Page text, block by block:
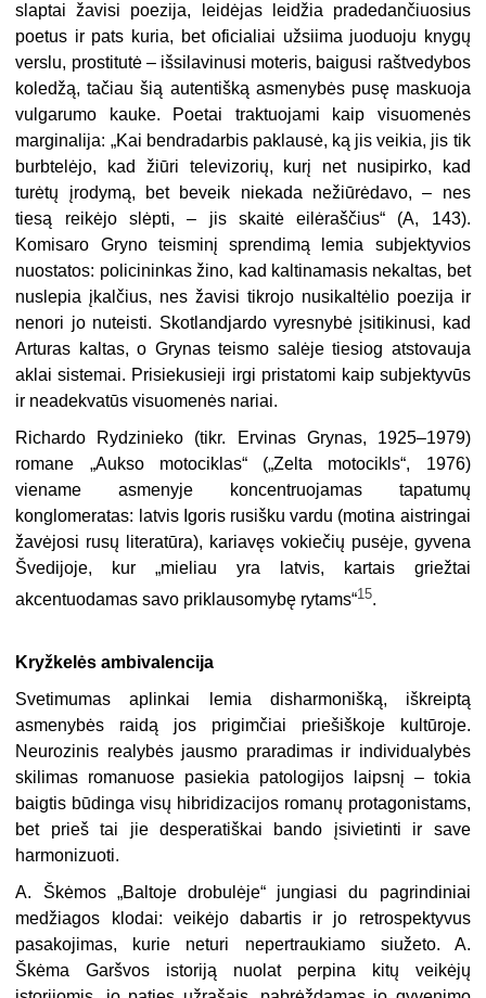
slaptai žavisi poezija, leidėjas leidžia pradedančiuosius
poetus ir pats kuria, bet oficialiai užsiima juoduoju knygų
verslu, prostitutė – išsilavinusi moteris, baigusi raštvedybos
koledžą, tačiau šią autentišką asmenybės pusę maskuoja
vulgarumo kauke. Poetai traktuojami kaip visuomenės
marginalija: „Kai bendradarbis paklausė, ką jis veikia, jis tik
burbtelėjo, kad žiūri televizorių, kurį net nusipirko, kad
turėtų įrodymą, bet beveik niekada nežiūrėdavo, – nes
tiesą reikėjo slėpti, – jis skaitė eilėraščius“ (A, 143).
Komisaro Gryno teisminį sprendimą lemia subjektyvios
nuostatos: policininkas žino, kad kaltinamasis nekaltas, bet
nuslepia įkalčius, nes žavisi tikrojo nusikaltėlio poezija ir
nenori jo nuteisti. Skotlandjardo vyresnybė įsitikinusi, kad
Arturas kaltas, o Grynas teismo salėje tiesiog atstovauja
aklai sistemai. Prisiekusieji irgi pristatomi kaip subjektyvūs
ir neadekvatūs visuomenės nariai.
Richardo Rydzinieko (tikr. Ervinas Grynas, 1925–1979)
romane „Aukso motociklas“ („Zelta motocikls“, 1976)
viename asmenyje koncentruojamas tapatumų
konglomeratas: latvis Igoris rusišku vardu (motina aistringai
žavėjosi rusų literatūra), kariavęs vokiečių pusėje, gyvena
Švedijoje, kur „mieliau yra latvis, kartais griežtai
akcentuodamas savo priklausomybę rytams“15.
Kryžkelės ambivalencija
Svetimumas aplinkai lemia disharmonišką, iškreiptą
asmenybės raidą jos prigimčiai priešiškoje kultūroje.
Neurozinis realybės jausmo praradimas ir individualybės
skilimas romanuose pasiekia patologijos laipsnį – tokia
baigtis būdinga visų hibridizacijos romanų protagonistams,
bet prieš tai jie desperatiškai bando įsivietinti ir save
harmonizuoti.
A. Škėmos „Baltoje drobulėje“ jungiasi du pagrindiniai
medžiagos klodai: veikėjo dabartis ir jo retrospektyvus
pasakojimas, kurie neturi nepertraukiamo siužeto. A.
Škėma Garšvos istoriją nuolat perpina kitų veikėjų